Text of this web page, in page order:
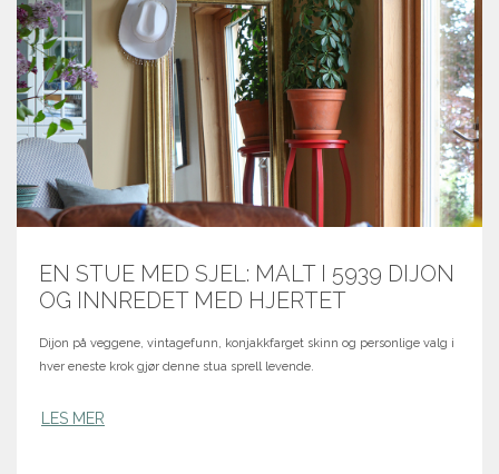
EN STUE MED SJEL: MALT I 5939 DIJON
OG INNREDET MED HJERTET
Dijon på veggene, vintagefunn, konjakkfarget skinn og personlige valg i
hver eneste krok gjør denne stua sprell levende.
LES MER